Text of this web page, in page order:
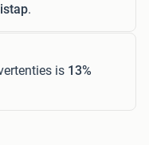
.
is 13%